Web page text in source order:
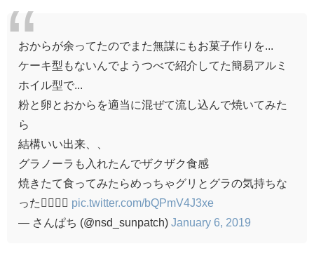
おからが余ってたのでまた無謀にもお菓子作りを...
ケーキ型もないんでようつべで紹介してた簡易アルミ
ホイル型で...
粉と卵とおからを適当に混ぜて流し込んで焼いてみた
ら
結構いい出来、、
グラノーラも入れたんでザクザク食感
焼きたて食ってみたらめっちゃグリとグラの気持ちな
った🤦‍♂️✨✨ pic.twitter.com/bQPmV4J3xe
— さんぱち (@nsd_sunpatch) January 6, 2019